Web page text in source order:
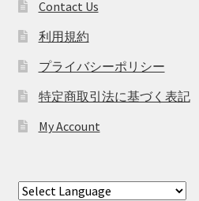
Contact Us
利用規約
プライバシーポリシー
特定商取引法に基づく表記
My Account